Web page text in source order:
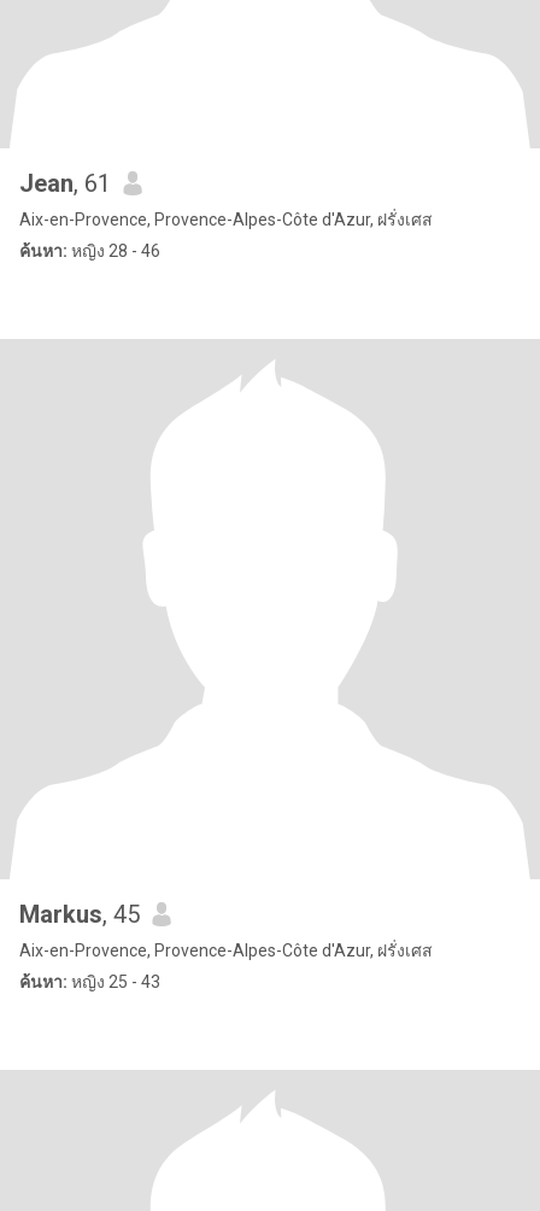
Jean, 61
Aix-en-Provence, Provence-Alpes-Côte d'Azur, ฝรั่งเศส
ค้นหา: หญิง 28 - 46
Markus, 45
Aix-en-Provence, Provence-Alpes-Côte d'Azur, ฝรั่งเศส
ค้นหา: หญิง 25 - 43